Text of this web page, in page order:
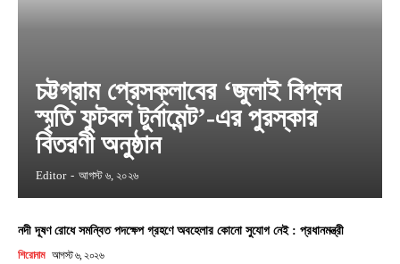
চট্টগ্রাম প্রেসক্লাবের ‘জুলাই বিপ্লব
স্মৃতি ফুটবল টুর্নামেন্ট’-এর পুরস্কার
বিতরণী অনুষ্ঠান
Editor - আগস্ট ৬, ২০২৬
নদী দূষণ রোধে সমন্বিত পদক্ষেপ গ্রহণে অবহেলার কোনো সুযোগ নেই : প্রধানমন্ত্রী
শিরোনাম আগস্ট ৬, ২০২৬